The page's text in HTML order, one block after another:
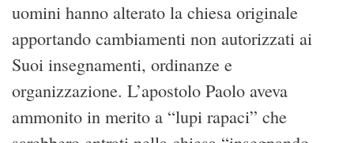
uomini hanno alterato la chiesa originale
apportando cambiamenti non autorizzati ai
Suoi insegnamenti, ordinanze e
organizzazione. L’apostolo Paolo aveva
ammonito in merito a “lupi rapaci” che